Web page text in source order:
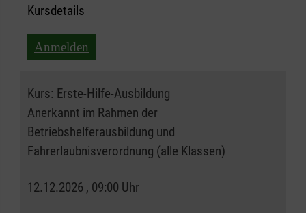
Kursdetails
Anmelden
Kurs: Erste-Hilfe-Ausbildung
Anerkannt im Rahmen der
Betriebshelferausbildung und
Fahrerlaubnisverordnung (alle Klassen)
12.12.2026 , 09:00 Uhr